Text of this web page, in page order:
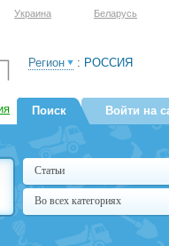
Украина Беларусь
Регион : РОССИЯ
Поиск Войти на
Статьи
Во всех категориях